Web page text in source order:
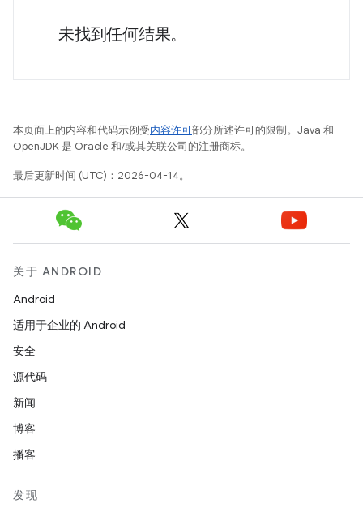
未找到任何结果。
本页面上的内容和代码示例受内容许可部分所述许可的限制。Java 和
OpenJDK 是 Oracle 和/或其关联公司的注册商标。
最后更新时间 (UTC)：2026-04-14。
关于 ANDROID
Android
适用于企业的 Android
安全
源代码
新闻
博客
播客
发现